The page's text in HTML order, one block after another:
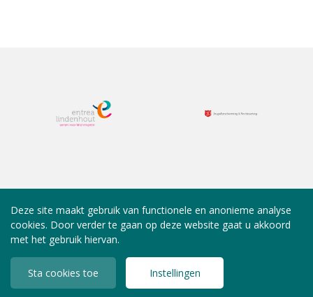
Deze site maakt gebruik van functionele en anonieme analyse
cookies. Door verder te gaan op deze website gaat u akkoord
met het gebruik hiervan.
Sta cookies toe Instellingen